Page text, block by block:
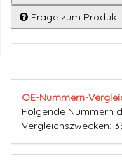
Frage zum Produkt
OE-Nummern-
Folgende Nummern
Vergleichszwecken: